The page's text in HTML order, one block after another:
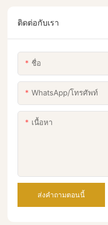
ติดต่อกับเรา
ชื่อ
WhatsApp/โทรศัพท์
เนื้อหา
ส่งคำถามตอนนี้